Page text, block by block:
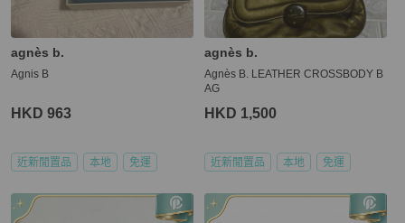
agnès b.
Agnis B
HKD 963
近新閒置品 本地 免運
agnès b.
Agnès B. LEATHER CROSSBODY B
AG
HKD 1,500
近新閒置品 本地 免運